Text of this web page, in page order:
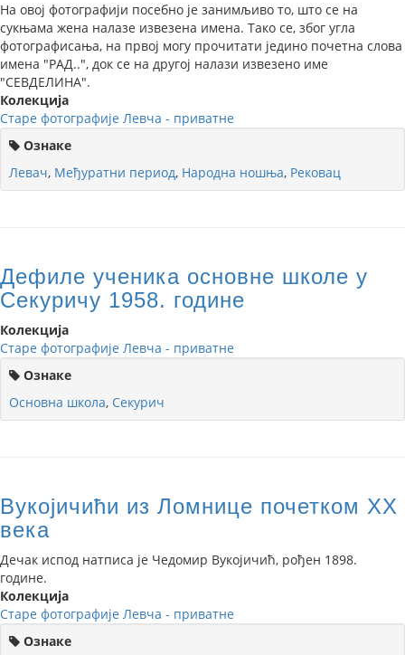
На овој фотографији посебно је занимљиво то, што се на
сукњама жена налазе извезена имена. Тако се, због угла
фотографисања, на првој могу прочитати једино почетна слова
имена "РАД..", док се на другој налази извезено име
"СЕВДЕЛИНА".
Колекција
Старе фотографије Левча - приватне
Ознаке
Левач, Међуратни период, Народна ношња, Рековац
Дефиле ученика основне школе у
Секуричу 1958. године
Колекција
Старе фотографије Левча - приватне
Ознаке
Основна школа, Секурич
Вукојичићи из Ломнице почетком ХХ
века
Дечак испод натписа је Чедомир Вукојичић, рођен 1898.
године.
Колекција
Старе фотографије Левча - приватне
Ознаке